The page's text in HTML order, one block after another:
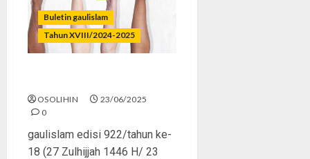
Buletin gaulislam
Tahun XVIII/2024-2025
OSOLIHIN
23/06/2025
0
gaulislam edisi 922/tahun ke-
18 (27 Zulhijjah 1446 H/ 23